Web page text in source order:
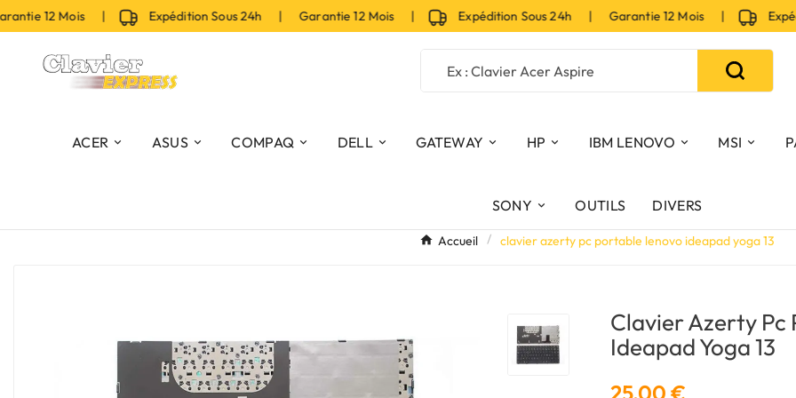
12 Mois | Expédition Sous 24h | Garantie 12 Mois | Expédition Sous 24h | Garantie 12 Mois |
ACER ASUS COMPAQ DELL GATEWAY HP IBM LENOVO MSI
SONY OUTILS DIVERS
Accueil clavier azerty pc portable lenovo ideapad yoga 13
Clavier Azerty Pc
Ideapad Yoga 13
25,00 €